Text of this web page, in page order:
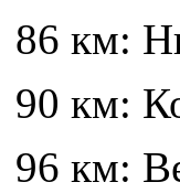
86 км:
90 км:
96 км: